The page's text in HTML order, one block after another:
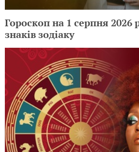
Гороскоп на 1 серпня 2026
знаків зодіаку